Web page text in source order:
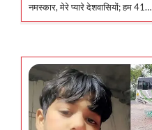
नमस्कार, मेरे प्यारे देशवासियों; हम 41…